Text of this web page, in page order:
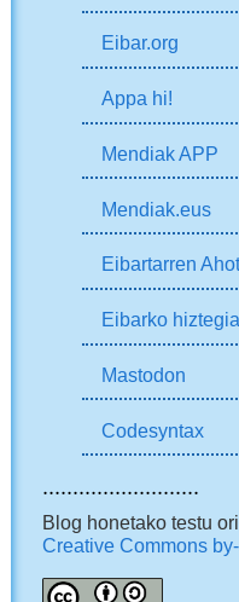
Eibar.org
Appa hi!
Mendiak APP
Mendiak.eus
Eibartarren
Eibarko hiztegia
Mastodon
Codesyntax
..........................
Blog honetako testu
Creative Commons